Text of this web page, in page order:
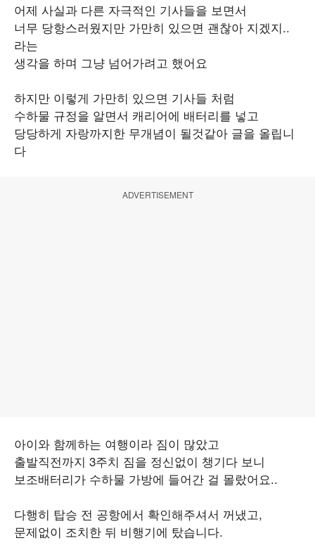
어제 사실과 다른 자극적인 기사들을 보면서
너무 당항스러웠지만 가만히 있으면 괜찮아 지겠지..
라는
생각을 하며 그냥 넘어가려고 했어요
하지만 이렇게 가만히 있으면 기사들 처럼
수하물 규정을 알면서 캐리어에 배터리를 넣고
당당하게 자랑까지한 무개념이 될것같아 글을 올립니
다
ADVERTISEMENT
아이와 함께하는 여행이라 짐이 많았고
출발직전까지 3주치 짐을 정신없이 챙기다 보니
보조배터리가 수하물 가방에 들어간 걸 몰랐어요..
다행히 탑승 전 공항에서 확인해주셔서 꺼냈고,
문제없이 조치한 뒤 비행기에 탔습니다.